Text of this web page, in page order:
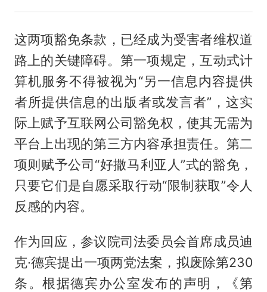
这两项豁免条款，已经成为受害者维权道
路上的关键障碍。第一项规定，互动式计
算机服务不得被视为“另一信息内容提供
者所提供信息的出版者或发言者”，这实
际上赋予互联网公司豁免权，使其无需为
平台上出现的第三方内容承担责任。第二
项则赋予公司“好撒马利亚人”式的豁免，
只要它们是自愿采取行动“限制获取”令人
反感的内容。
作为回应，参议院司法委员会首席成员迪
克·德宾提出一项两党法案，拟废除第230
条。根据德宾办公室发布的声明，《第